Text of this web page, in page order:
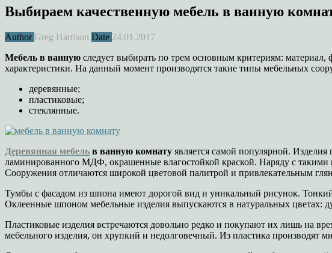
Выбираем качественную мебель в ванную
Author Greg Harrison Date 24.01.2017
Мебель в ванную следует выбирать по трем основным критериям:
характеристики. На данный момент производятся такие типы мебельных
деревянные;
пластиковые;
стеклянные.
Деревянная мебель в ванную комнату является самой популярной.
ламинированного МДФ, окрашенные влагостойкой краской. Наряду с
Сооружения отличаются широкой цветовой палитрой и привлекательным
Тумбы с фасадом из шпона имеют дорогой вид и уникальный рисунок.
Оклеенные шпоном мебельные изделия выпускаются в натуральных цветах:
Пластиковые изделия встречаются довольно редко и покупают их лишь на
мебельного изделия, он хрупкий и недолговечный. Из пластика